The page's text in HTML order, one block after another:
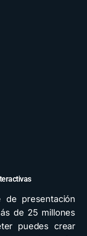
de presentación
de 25 millones
puedes crear